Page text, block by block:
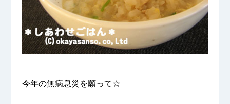
今年の無病息災を願って☆